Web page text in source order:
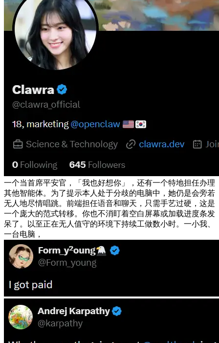
一个当首席平安官，「我也好想你」，还有一个特地担任办理
其他智能体。为了提示本人处于分歧的电脑中，她仍是会旁若
无人地尽情唱跳。前端担任语音和聊天，只需手艺过硬，这是
一个庞大的范式转移。你也不消盯着空白屏幕或加载进度条发
呆了。以至正在无人值守的环境下持续工做数小时。一小我、
一台电脑，